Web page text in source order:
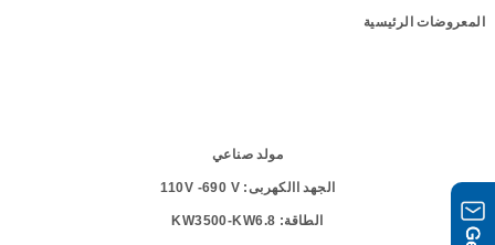
المعروضات الرئيسية
مولد صناعي
الجهد االكهربى: 110
V -690 V
الطاقة:
KW3500-KW6.8